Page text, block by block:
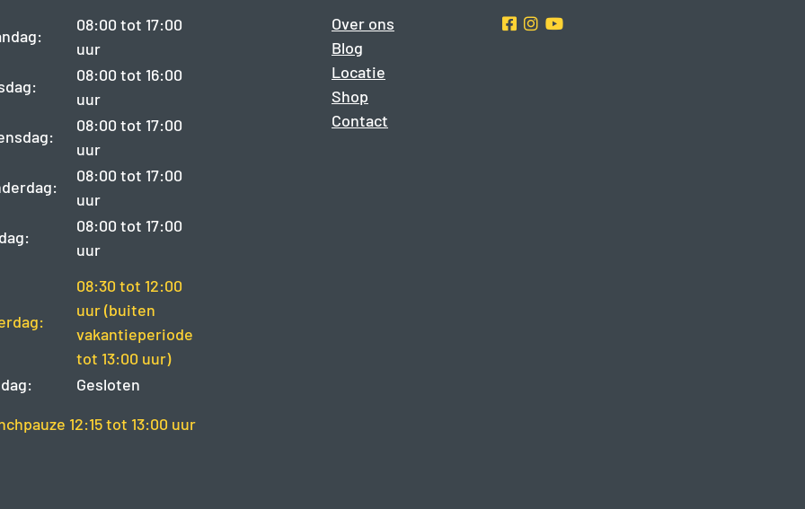
08:00 tot 17:00
uur
08:00 tot 16:00
uur
08:00 tot 17:00
uur
08:00 tot 17:00
uur
08:00 tot 17:00
uur
08:30 tot 12:00
uur (buiten
vakantieperiode
tot 13:00 uur)
Gesloten
12:15 tot 13:00 uur
Over ons
Blog
Locatie
Shop
Contact
Facebook
Instragram
Youtube